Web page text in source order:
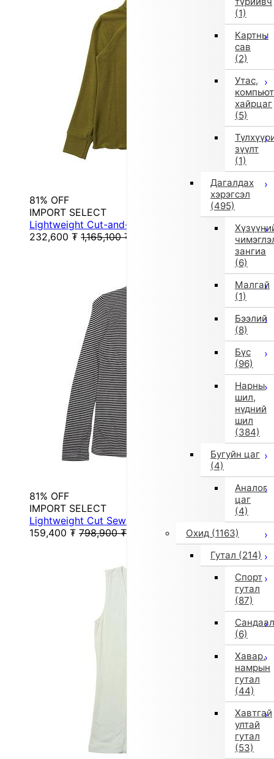
(1)
Картны
сав
(2)
Утас,
хайрцаг
(5)
зүүлт
(1)
Дагалдах
хэрэгсэл
(495)
зангиа
(6)
Малгай
(1)
Бээлий
(8)
Бүс
(96)
Нарны
шил,
нүдний
шил
(384)
Бугуйн цаг
(4)
Аналог
цаг
(4)
Охид (1163)
Гутал (214)
Спорт
гутал
(87)
Сандаал
(6)
Хавар,
намрын
гутал
(44)
Хавтгай
ултай
гутал
(53)
81% OFF
IMPORT SELECT
Lightweight Cut-and-Sew Long Sleeve T (Green)
232,600 ₮ 1,165,100 ₮
81% OFF
IMPORT SELECT
Lightweight Cut Sew Long Sleeve T (Pattern)
159,400 ₮ 798,900 ₮